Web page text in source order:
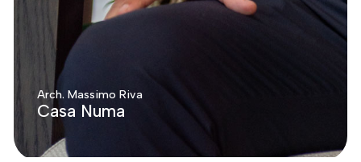
Arch. Massimo Riva
Casa Numa